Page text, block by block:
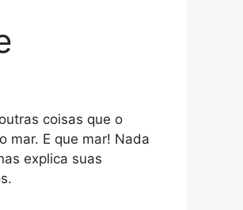
coisas que o
mar. E que mar! Nada
explica suas